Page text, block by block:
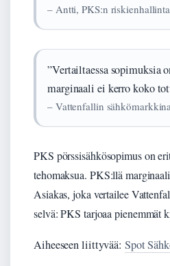
– Antti, PKS:n
”Vertailtaessa sopimuksia
marginaali ei kerro koko
– Vattenfallin
PKS pörssisähkösopimus on
tehomaksua. PKS:llä
Asiakas, joka vertailee
selvä: PKS tarjoaa pienemmät
Aiheeseen liittyvää: Spot